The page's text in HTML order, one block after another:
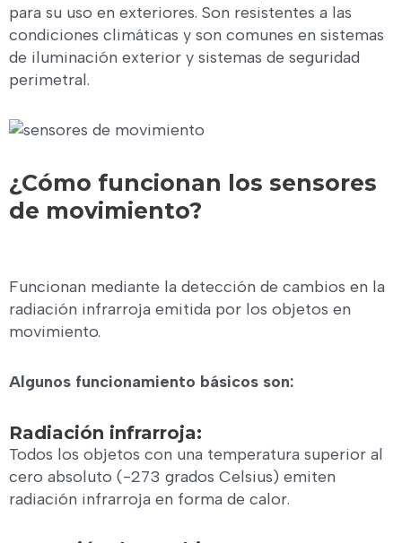
para su uso en exteriores. Son resistentes a las
condiciones climáticas y son comunes en sistemas
de iluminación exterior y sistemas de seguridad
perimetral.
¿Cómo funcionan los sensores
de movimiento?
Funcionan mediante la detección de cambios en la
radiación infrarroja emitida por los objetos en
movimiento.
Algunos funcionamiento básicos son:
Radiación infrarroja:
Todos los objetos con una temperatura superior al
cero absoluto (-273 grados Celsius) emiten
radiación infrarroja en forma de calor.